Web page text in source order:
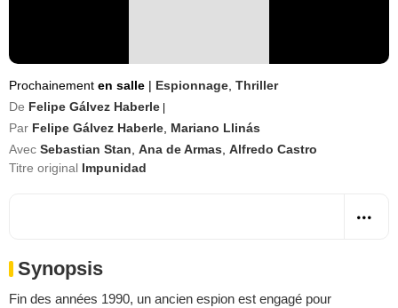
Prochainement en salle | Espionnage Thriller
De Felipe Gálvez Haberle
Par Felipe Gálvez Haberle Mariano Llinás
Avec Sebastian Stan Ana de Armas Alfredo Castro
Titre original Impunidad
Synopsis
Fin des années 1990, un ancien espion est engagé pour